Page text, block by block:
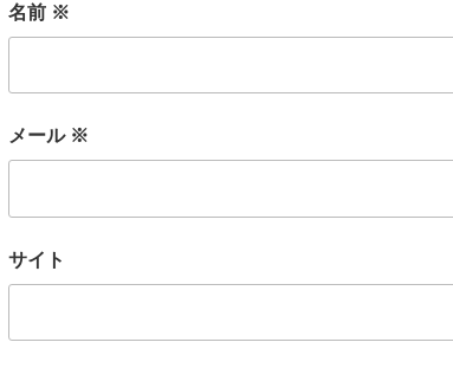
名前 ※
メール ※
サイト